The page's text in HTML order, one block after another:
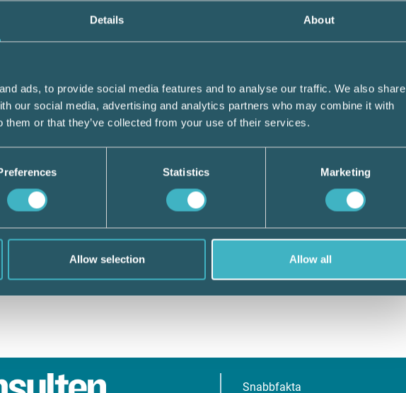
Details About
ads, to provide social media features and to analyse our traffic. We also share
our social media, advertising and analytics partners who may combine it with
them or that they’ve collected from your use of their services.
Statistics Marketing
Allow selection Allow all
Snabbfakta